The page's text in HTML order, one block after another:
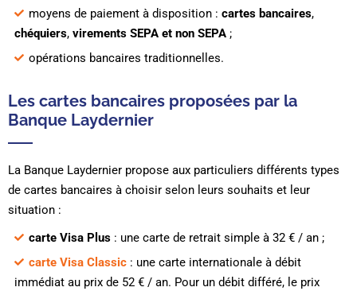
moyens de paiement à disposition : cartes bancaires,
chéquiers, virements SEPA et non SEPA;
opérations bancaires traditionnelles.
Les cartes bancaires proposées par la
Banque Laydernier
La Banque Laydernier propose aux particuliers différents types
de cartes bancaires à choisir selon leurs souhaits et leur
situation :
carte Visa Plus: une carte de retrait simple à 32 € / an ;
carte Visa Classic: une carte internationale à débit
immédiat au prix de 52 € / an. Pour un débit différé, le prix